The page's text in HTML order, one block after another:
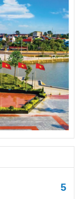
5